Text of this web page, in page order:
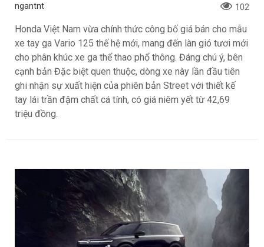
ngantnt 102
Honda Việt Nam vừa chính thức công bố giá bán cho mẫu
xe tay ga Vario 125 thế hệ mới, mang đến làn gió tươi mới
cho phân khúc xe ga thể thao phổ thông. Đáng chú ý, bên
cạnh bản Đặc biệt quen thuộc, dòng xe này lần đầu tiên
ghi nhận sự xuất hiện của phiên bản Street với thiết kế
tay lái trần đậm chất cá tính, có giá niêm yết từ 42,69
triệu đồng.